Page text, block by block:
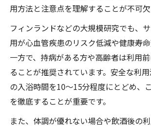
用方法と注意点を理解することが不可欠
フィンランドなどの大規模研究でも、
用が心血管疾患のリスク低減や健康寿
一方で、持病がある方や高齢者は利用
ることが推奨されています。安全な利
の入浴時間を10〜15分程度にとどめ、
を徹底することが重要です。
また、体調が優れない場合や飲酒後の